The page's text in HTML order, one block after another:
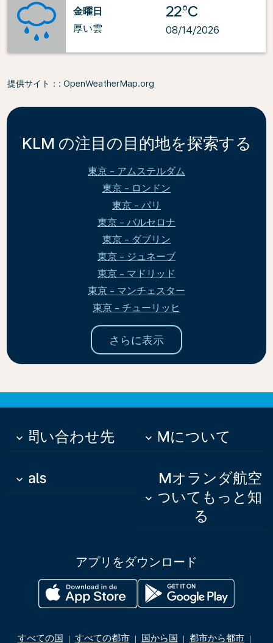
金曜日
厚い雲
22°C
08/14/2026
提供サイト： : OpenWeatherMap.org
KLM の注目の目的地を探索する
東京 - アムステルダム
東京 - ロンドン
東京 - パリ
東京 - バルセロナ
東京 - ダブリン
東京 - ジュネーブ
東京 - マドリッド
東京 - マンチェスター
東京 - チューリッヒ
さらに表示
お問い合わせ先
keyboard_arrow_down KLMについて
keyboard_arrow_down
Deals
keyboard_arrow_down
KLMオランダ航空
についてもっと知
る
keyboard_arrow_down
アプリをダウンロード
すべての国 | すべての都市 | 国から国 | 都市から都市 |